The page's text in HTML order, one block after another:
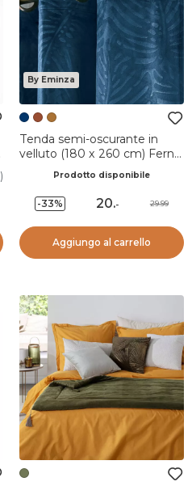
)
By Eminza
Tenda semi-oscurante in
velluto (180 x 260 cm) Fern
Prodotto disponibile
-33% 20.- 29.99
Aggiungo al carrello